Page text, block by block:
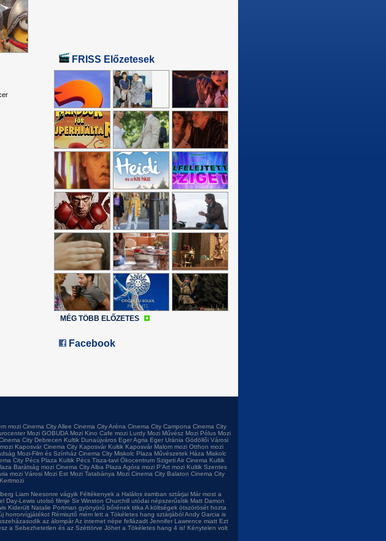
FRISS Előzetesek
MÉG TÖBB ELŐZETES
Facebook
mozi Cinema City Allee Cinema City Aréna Cinema City Campona Cinema City
Mozi GOBUDA Mozi Kino Cafe mozi Lurdy Mozi Művész Mozi Pólus Mozi
City Debrecen Kultik Dunaújváros Eger Agria Eger Uránia Gödöllői Városi
Kaposvár Cinema City Kaposvár Kultik Kaposvár Malom mozi Otthon mozi
Mozi-Film és Színház Cinema City Miskolc Plaza Művészetek Háza Miskolc
City Pécs Plaza Kultik Pécs Tisza-tavi Ökocentrum Szigeti Air Cinema Kultik
Barátság mozi Cinema City Alba Plaza Agóra mozi P'Art mozi Kultik Szentes
mozi Városi Mozi Est Mozi Tatabánya Mozi Cinema City Balaton Cinema City
Liam Neesonre vágyik Féltékenyek a Halálos iramban sztárjai Már most a
Day-Lewis utolsó filmje Sir Winston Churchill utódai népszerűsítik Matt Damon
Kiderült Natalie Portman gyönyörű bőrének titka A költségek ötszörösét hozta
horrorvígjátékot Rémisztő mém lett a Tökéletes hang sztárjábólAndy Garcia is
az álompár Az internet népe fellázadt Jennifer Lawrence miatt Ezt
a Sebezhetetlen és az Széttörve Jöhet a Tökéletes hang 4 is! Kénytelen volt